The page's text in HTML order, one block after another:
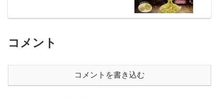
コメント
コメントを書き込む